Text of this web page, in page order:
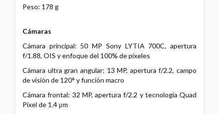
Peso: 178 g
Cámaras
Cámara principal: 50 MP Sony LYTIA 700C, apertura
f/1.88, OIS y enfoque del 100% de píxeles
Cámara ultra gran angular: 13 MP, apertura f/2.2, campo
de visión de 120° y función macro
Cámara frontal: 32 MP, apertura f/2.2 y tecnología Quad
Pixel de 1.4 μm